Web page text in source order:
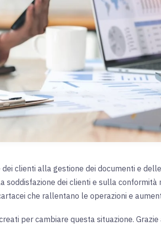
clienti alla gestione dei documenti e
soddisfazione dei clienti e sulla conformità
che rallentano le operazioni e
per cambiare questa situazione.